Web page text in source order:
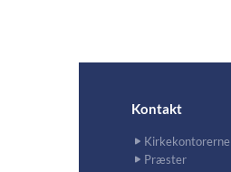
Kontakt
Kirkekontorerne
Præster